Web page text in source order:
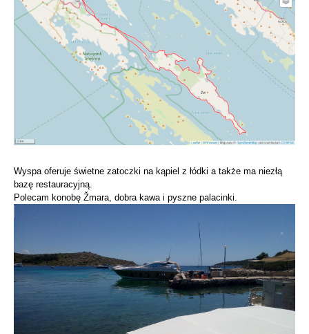
Wyspa oferuje świetne zatoczki na kąpiel z łódki a także ma niezłą
bazę restauracyjną.
Polecam konobę Žmara, dobra kawa i pyszne palacinki.